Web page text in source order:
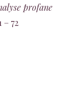
profane
– 72